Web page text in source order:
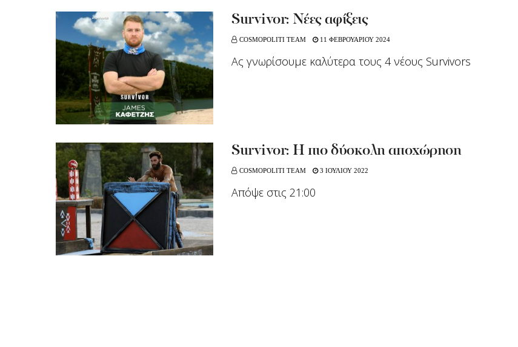
Survivor: Νέες αφίξεις
COSMOPOLITI TEAM 11 ΦΕΒΡΟΥΑΡΙΟΥ 2024
Ας γνωρίσουμε καλύτερα τους 4 νέους Survivors
Survivor: Η πιο δύσκολη αποχώρηση
COSMOPOLITI TEAM 3 ΙΟΥΛΙΟΥ 2022
Απόψε στις 21:00